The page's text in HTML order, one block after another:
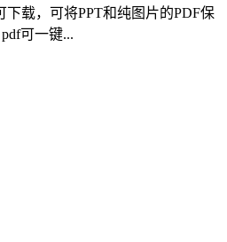
载，可将PPT和纯图片的PDF保
可一键...